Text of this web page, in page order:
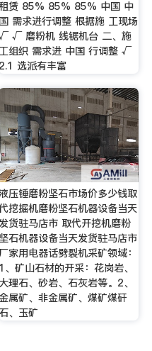
赁 85% 85% 85% 中国 中
国 需求进行调整 根据施 工现场
√ 磨粉机 线锯机台 二、施
工组织 需求进 中国 行调整 √
2.1 选派有丰富
压锤磨粉坚石市场价多少钱取
挖掘机磨粉坚石机器设备当天
货驻马店市 取代开挖机磨粉
坚石机器设备当天发货驻马店市
家用电器话劈裂机采矿领域：
1、矿山石材的开采：花岗岩、
大理石、砂岩、石灰岩等。2、
属矿、非金属矿、煤矿煤矸
、玉矿